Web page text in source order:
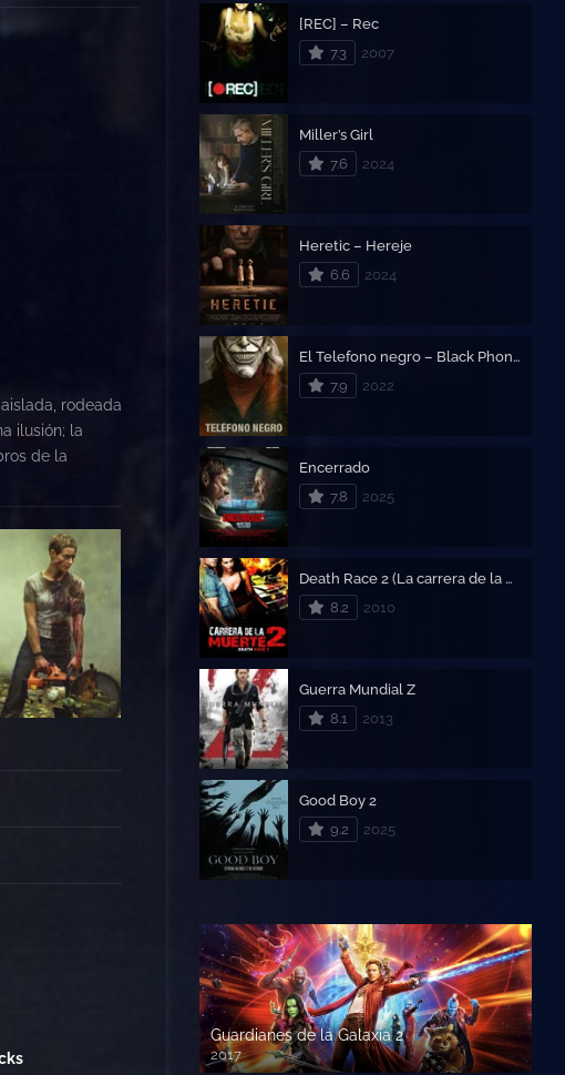
rodeada
ilusión; la
de la
[REC] – Rec
7.3
2007
Miller’s Girl
7.6
2024
Heretic – Hereje
6.6
2024
El Telefono negro – Black Phone
7.9
2022
Encerrado
7.8
2025
Death Race 2 (La carrera de la muerte 2: El origen)
8.2
2010
Guerra Mundial Z
8.1
2013
Good Boy 2
9.2
2025
Guardianes de la Galaxia 2
2017
720p HD